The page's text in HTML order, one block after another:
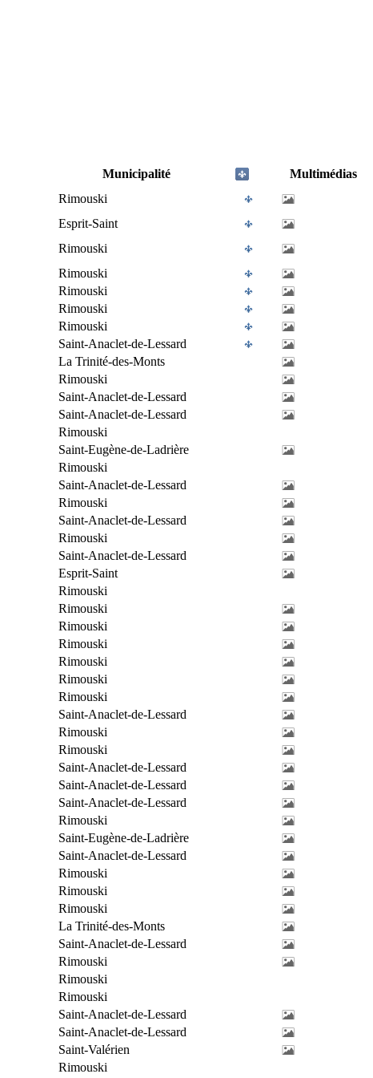
Municipalité
Multimédias
Rimouski
Esprit-Saint
Rimouski
Rimouski
Rimouski
Rimouski
Rimouski
Saint-Anaclet-de-Lessard
La Trinité-des-Monts
Rimouski
Saint-Anaclet-de-Lessard
Saint-Anaclet-de-Lessard
Rimouski
Saint-Eugène-de-Ladrière
Rimouski
Saint-Anaclet-de-Lessard
Rimouski
Saint-Anaclet-de-Lessard
Rimouski
Saint-Anaclet-de-Lessard
Esprit-Saint
Rimouski
Rimouski
Rimouski
Rimouski
Rimouski
Rimouski
Rimouski
Saint-Anaclet-de-Lessard
Rimouski
Rimouski
Saint-Anaclet-de-Lessard
Saint-Anaclet-de-Lessard
Saint-Anaclet-de-Lessard
Rimouski
Saint-Eugène-de-Ladrière
Saint-Anaclet-de-Lessard
Rimouski
Rimouski
Rimouski
La Trinité-des-Monts
Saint-Anaclet-de-Lessard
Rimouski
Rimouski
Rimouski
Saint-Anaclet-de-Lessard
Saint-Anaclet-de-Lessard
Saint-Valérien
Rimouski